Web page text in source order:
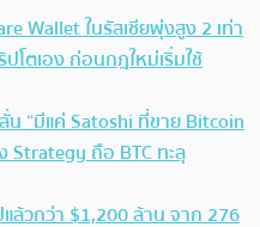
Wallet ในรัสเซียพุ่งสูง 2 เท่า
ตเอง ก่อนกฎใหม่เริ่มใช้
น “มีแค่ Satoshi ที่ขาย Bitcoin
Strategy ถือ BTC ทะลุ
ล้วกว่า $1,200 ล้าน จาก 276